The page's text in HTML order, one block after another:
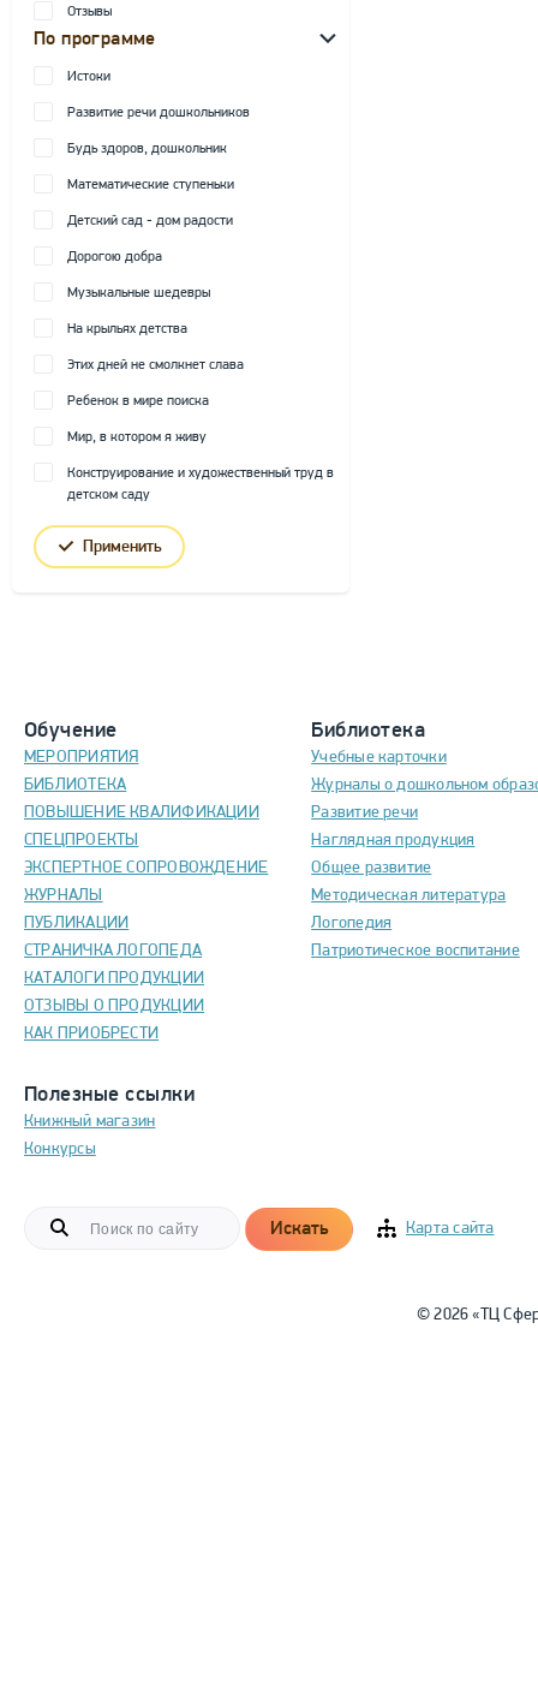
Отзывы
По программе
Истоки
Развитие речи дошкольников
Будь здоров, дошкольник
Математические ступеньки
Детский сад - дом радости
Дорогою добра
Музыкальные шедевры
На крыльях детства
Этих дней не смолкнет слава
Ребенок в мире поиска
Мир, в котором я живу
Конструирование и художественный труд в
детском саду
Применить
Обучение
МЕРОПРИЯТИЯ
БИБЛИОТЕКА
ПОВЫШЕНИЕ КВАЛИФИКАЦИИ
СПЕЦПРОЕКТЫ
ЭКСПЕРТНОЕ СОПРОВОЖДЕНИЕ
ЖУРНАЛЫ
ПУБЛИКАЦИИ
СТРАНИЧКА ЛОГОПЕДА
КАТАЛОГИ ПРОДУКЦИИ
ОТЗЫВЫ О ПРОДУКЦИИ
КАК ПРИОБРЕСТИ
Полезные ссылки
Книжный магазин
Конкурсы
Библиотека
Учебные карточки
Журналы о дошкольном
Развитие речи
Наглядная продукция
Общее развитие
Методическая литература
Логопедия
Патриотическое воспитание
Искать Карта сайта
© 2026 «ТЦ